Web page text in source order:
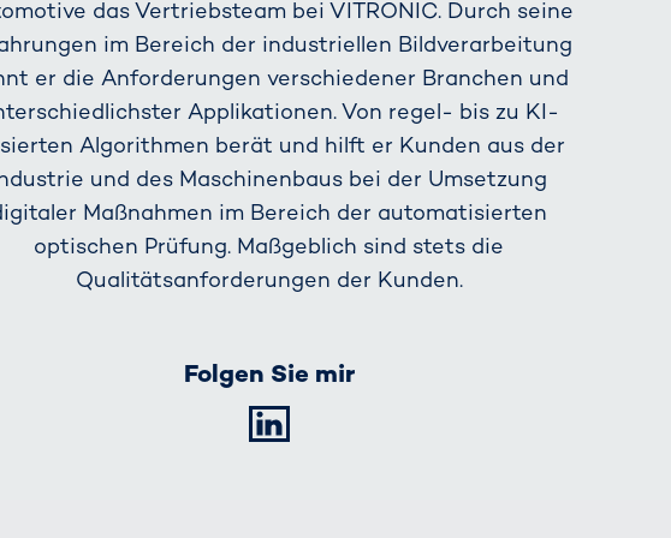
das Vertriebsteam bei VITRONIC. Durch seine
im Bereich der industriellen Bildverarbeitung
er die Anforderungen verschiedener Branchen und
Applikationen. Von regel- bis zu KI-
Algorithmen berät und hilft er Kunden aus der
und des Maschinenbaus bei der Umsetzung
Maßnahmen im Bereich der automatisierten
optischen Prüfung. Maßgeblich sind stets die
Qualitätsanforderungen der Kunden.
Folgen Sie mir